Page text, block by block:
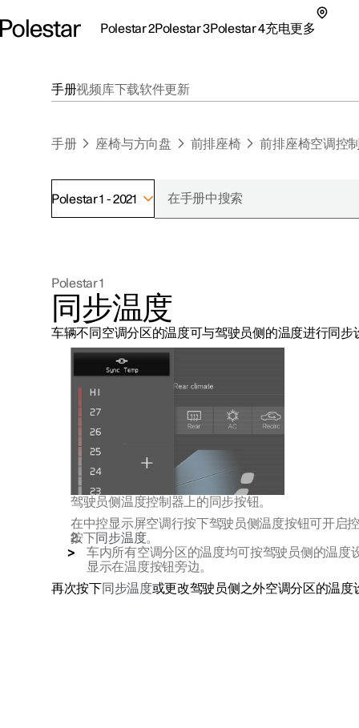
Polestar 2Polestar 3Polestar 4充电更多
联系我们
极星官方二手车
探索Polestar 3
联系我们
公共充电
家庭充电
车主服务
注册新闻
（在新窗
手册视频库下载软件更新
手册 座椅与方向盘 前排座椅 前排座椅空调控
Polestar 1 - 2021
Polestar 1
同步温度
车辆不同空调分区的温度可与驾驶员侧的温度进行同步
驾驶员侧温度控制器上的同步按钮。
在中控显示屏空调行按下驾驶员侧温度按钮可开启
按下 同步温度。
车内所有空调分区的温度均可按驾驶员侧的温度
显示在温度按钮旁边。
再次按下 同步温度或更改驾驶员侧之外空调分区的温度